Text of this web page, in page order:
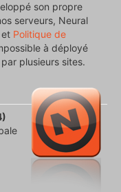
son propre
serveurs, Neural
Politique de
à déployé
plusieurs sites.